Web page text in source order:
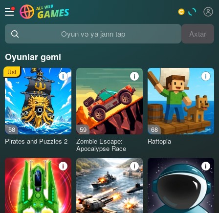
Oyun və ya janrı tap Axtar
Oyunlar gəmi
58
Üst
Pirates and Puzzles 2
59
Zombie Escape:
Apocalypse Race
68
Raftopia